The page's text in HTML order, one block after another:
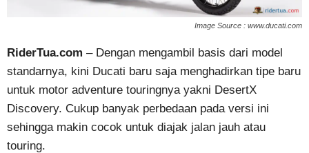
Image Source : www.ducati.com
RiderTua.com – Dengan mengambil basis dari model
standarnya, kini Ducati baru saja menghadirkan tipe baru
untuk motor adventure touringnya yakni DesertX
Discovery. Cukup banyak perbedaan pada versi ini
sehingga makin cocok untuk diajak jalan jauh atau
touring.